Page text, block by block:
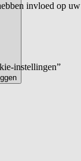
invloed op uw
instellingen”